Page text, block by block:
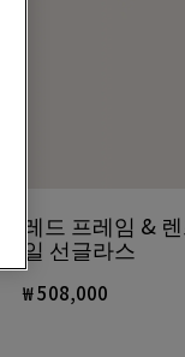
레드 프레임 &
일 선글라스
₩ 508,000